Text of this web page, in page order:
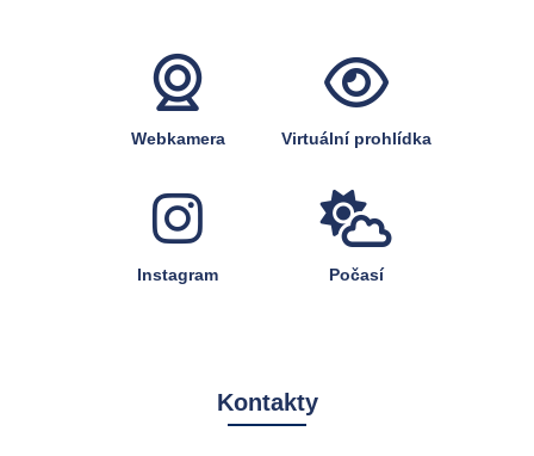
Webkamera Virtuální prohlídka
Instagram Počasí
Kontakty